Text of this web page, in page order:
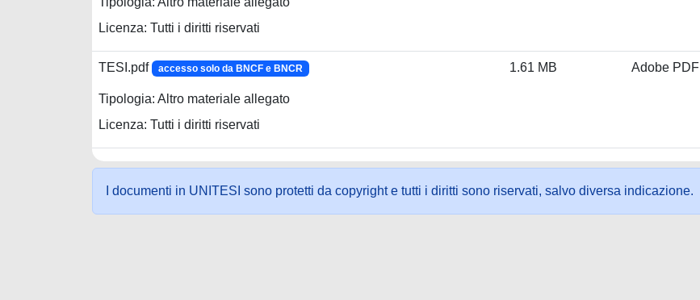
Licenza: Tutti i diritti riservati
TESI.pdf accesso solo da BNCF e BNCR
Tipologia: Altro materiale allegato
Licenza: Tutti i diritti riservati
1.61 MB Adobe PDF
I documenti in UNITESI sono protetti da copyright e tutti i diritti sono riservati, salvo diversa indicazione.